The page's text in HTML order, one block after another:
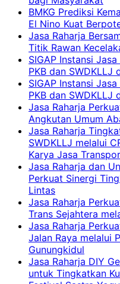
BMKG Prediksi
El Nino Kuat
Jasa Raharja
Titik Rawan
SIGAP Instansi
PKB dan SWDKLLJ
SIGAP Instansi
PKB dan SWDKLLJ
Jasa Raharja
Angkutan Umum
Jasa Raharja
SWDKLLJ melalui
Karya Jasa
Jasa Raharja dan
Perkuat Sinergi
Lintas
Jasa Raharja
Trans Sejahtera
Jasa Raharja
Jalan Raya melalui
Gunungkidul
Jasa Raharja DIY
untuk Tingkatkan